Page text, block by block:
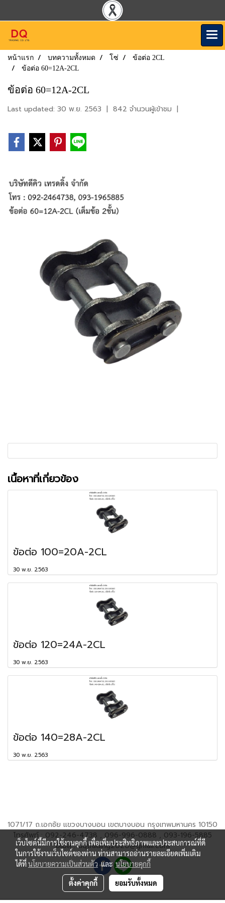
หน้าแรก บทความทั้งหมด โซ่
ข้อต่อ 2CL
ข้อต่อ 60=12A-2CL
ข้อต่อ 60=12A-2CL
Last updated: 30 พ.ย. 2563 | 842 จำนวนผู้เข้าชม |
เนื้อหาที่เกี่ยวข้อง
ข้อต่อ 100=20A-2CL
30 พ.ย. 2563
ข้อต่อ 120=24A-2CL
30 พ.ย. 2563
ข้อต่อ 140=28A-2CL
30 พ.ย. 2563
1071/17 ถ.เอกชัย แขวงบางบอน เขตบางบอน กรุงเทพมหานคร 10150
โทรศัพท์ : 092-246-4738 , 096-996-0888 , 093-196-5885
อีเมล์ : dqtrading2020@gmail.com
เว็บไซต์นี้มีการใช้งานคุกกี้ เพื่อเพิ่มประสิทธิภาพและประสบการณ์ที่ดี
ในการใช้งานเว็บไซต์ของท่าน ท่านสามารถอ่านรายละเอียดเพิ่มเติม
ได้ที่นโยบายความเป็นส่วนตัว และนโยบายคุกกี้
ตั้งค่าคุกกี้ ยอมรับทั้งหมด